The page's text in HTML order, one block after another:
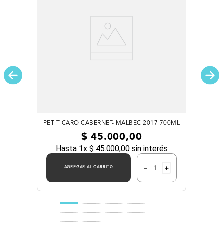
PETIT CARO CABERNET- MALBEC 2017 700ML
$ 45.000,00
Hasta 1x $ 45.000,00sin interés
AGREGAR AL CARRITO ＋
－